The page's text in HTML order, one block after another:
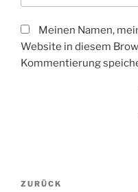
Meinen Namen,
Website in diesem
Kommentierung
Beitragsnavigation
Vorheriger
ZURÜCK